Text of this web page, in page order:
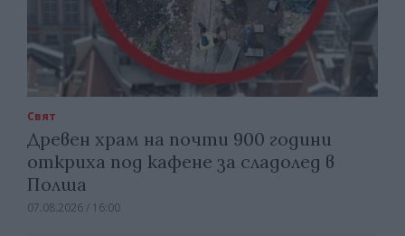
Свят
Древен храм на почти 900 години
откриха под кафене за сладолед в
Полша
07.08.2026 / 16:00